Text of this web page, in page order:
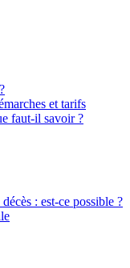
et tarifs
faut-il savoir ?
: est-ce possible ?